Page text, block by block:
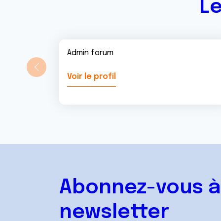
Admin forum
Voir le profil
Abonnez-vous
newsletter